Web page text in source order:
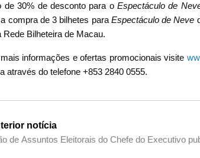
de 30% de desconto para oEspectáculo de
compra de 3 bilhetes paraEspectáculo de Neve
Rede Bilheteira de Macau.
informações e ofertas promocionais visite
através do telefone +853 2840 0555.
notícia
de Assuntos Eleitorais do Chefe do Executivo